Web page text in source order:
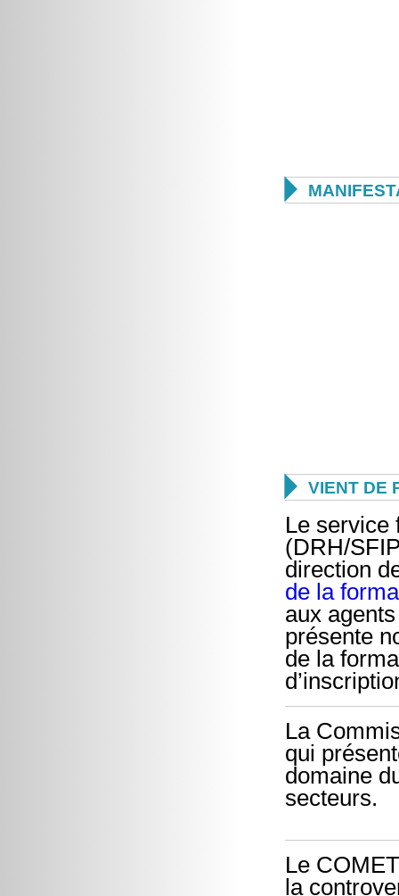

 VIENT DE
Le service
(DRH/
direction
de la
aux
présente
de la
La
qui
domaine
secteurs.
Le
la